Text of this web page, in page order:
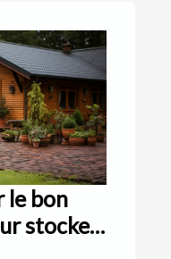
le bon
stocker